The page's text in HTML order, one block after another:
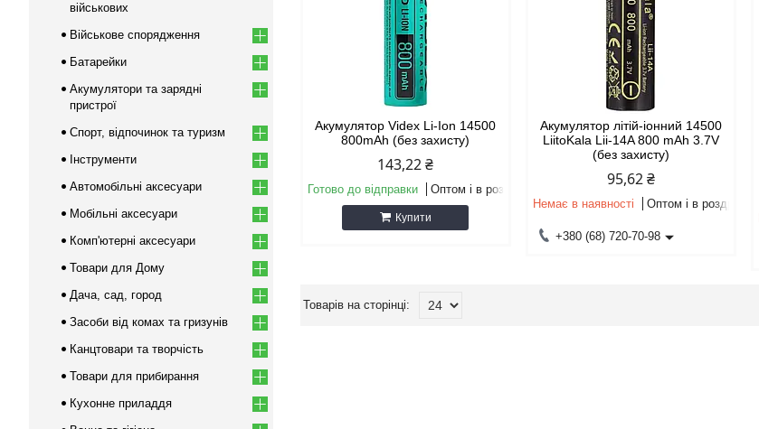
Акумулятор Videx Li-Ion 14500
800mAh (без захисту)
143,22 ₴
Готово до відправки Оптом і в роздріб
Купити
Акумулятор літій-іонний 14500
LiitoKala Lii-14A 800 mAh 3.7V
(без захисту)
95,62 ₴
Немає в наявності Оптом і в роздріб
+380 (68) 720-70-98
військових
Військове спорядження
Батарейки
Акумулятори та зарядні
пристрої
Спорт, відпочинок та туризм
Інструменти
Автомобільні аксесуари
Мобільні аксесуари
Комп'ютерні аксесуари
Товари для Дому
Дача, сад, город
Засоби від комах та гризунів
Канцтовари та творчість
Товари для прибирання
Кухонне приладдя